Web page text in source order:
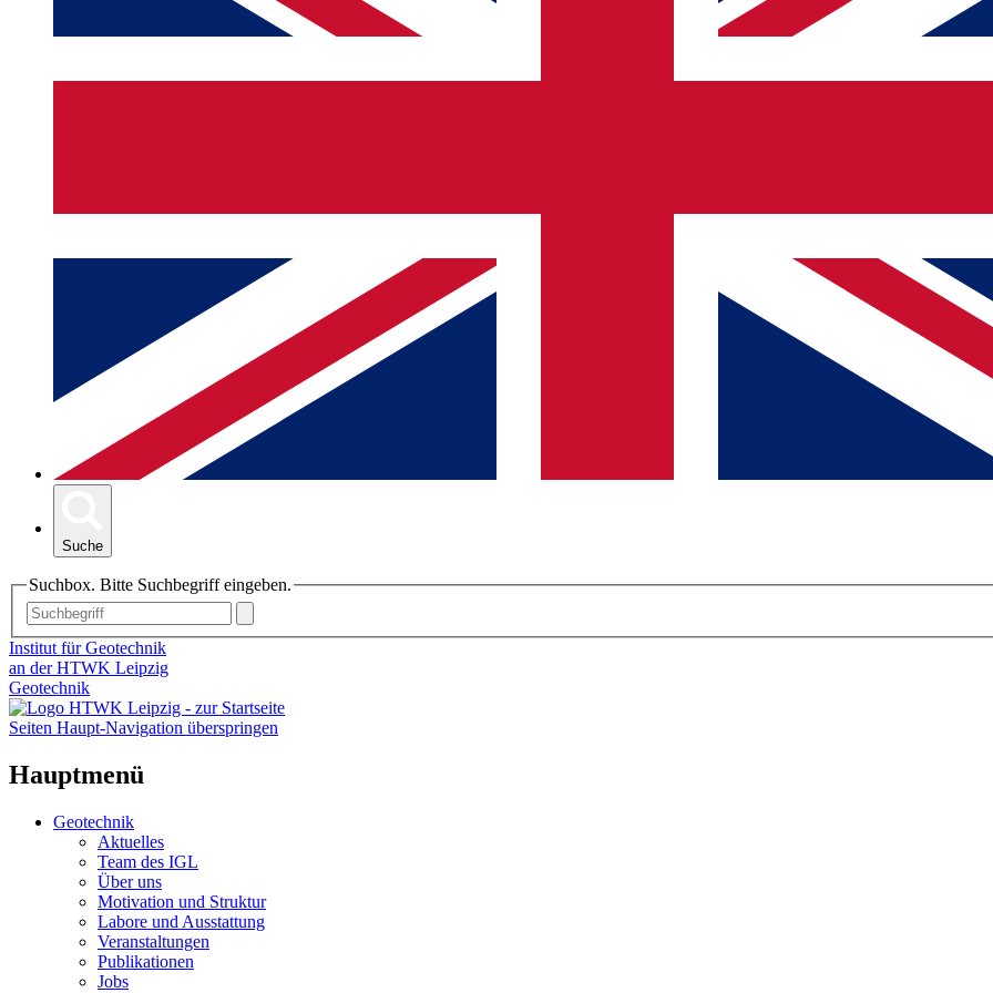
Suche
Suchbox. Bitte Suchbegriff eingeben.
Institut für Geotechnik
an der HTWK Leipzig
Geotechnik
Seiten Haupt-Navigation überspringen
Hauptmenü
Geotechnik
Aktuelles
Team des IGL
Über uns
Motivation und Struktur
Labore und Ausstattung
Veranstaltungen
Publikationen
Jobs